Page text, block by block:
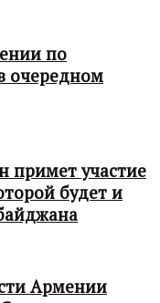
по
очередном
примет участие
будет и
Армении